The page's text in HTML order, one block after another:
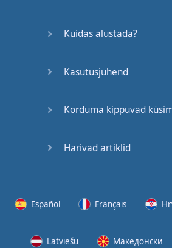
Kuidas alustada?
Kasutusjuhend
Korduma kippuvad
Harivad artiklid
Español Français
Latviešu Македонски